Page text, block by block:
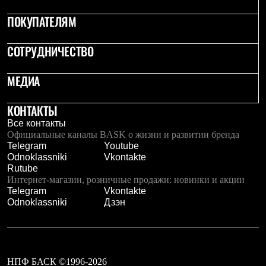
Футболки
Толстовки
Брюки
Термобелье
Среднее термобелье
Легкое термобелье
Куртки
Брюки
Детская одежда
Утепленная пухом
Комбинезоны
Куртки
Брюки
Утепленная синтетикой
Комбинезоны
Толстовки
ПОКУПАТЕЛЯМ
СОТРУДНИЧЕСТВО
МЕДИА
КОНТАКТЫ
Все контакты
Официальные каналы BASK о жизни и развитии бренда
Telegram
Youtube
Odnoklassniki
Vkontakte
Rutube
Интернет-магазин, розничные продажи: новинки и акции
Telegram
Vkontakte
Odnoklassniki
Дзэн
НПФ БАСК ©1996-2026